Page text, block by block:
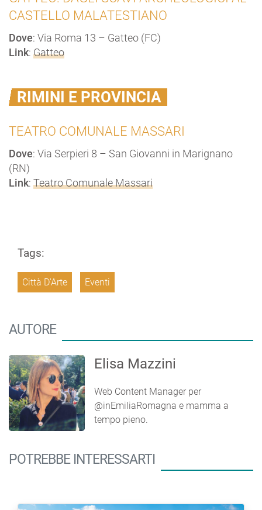
CASTELLO MALATESTIANO
Dove: Via Roma 13 – Gatteo (FC)
Link: Gatteo
RIMINI E PROVINCIA
TEATRO COMUNALE MASSARI
Dove: Via Serpieri 8 – San Giovanni in Marignano
(RN)
Link: Teatro Comunale Massari
Tags:
Città D'Arte Eventi
AUTORE
Elisa Mazzini
Web Content Manager per
@inEmiliaRomagna e mamma a
tempo pieno.
POTREBBE INTERESSARTI